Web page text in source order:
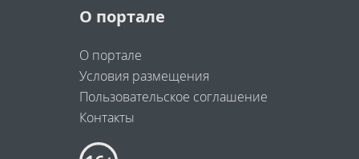
О портале
О портале
Условия размещения
Пользовательское соглашение
Контакты